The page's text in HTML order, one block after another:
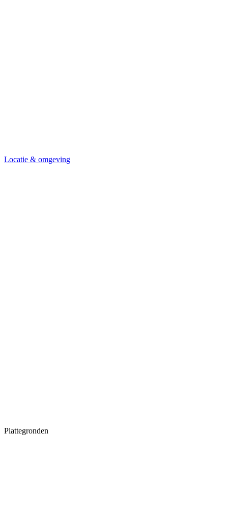
Locatie & omgeving
Plattegronden